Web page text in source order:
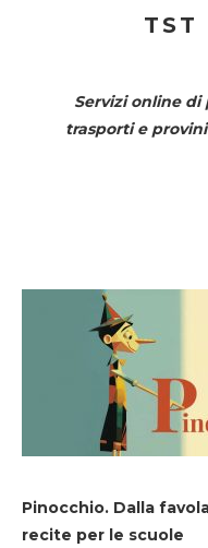
TST
Servizi online
trasporti e
Pinocchio. Dalla
recite per le scuole